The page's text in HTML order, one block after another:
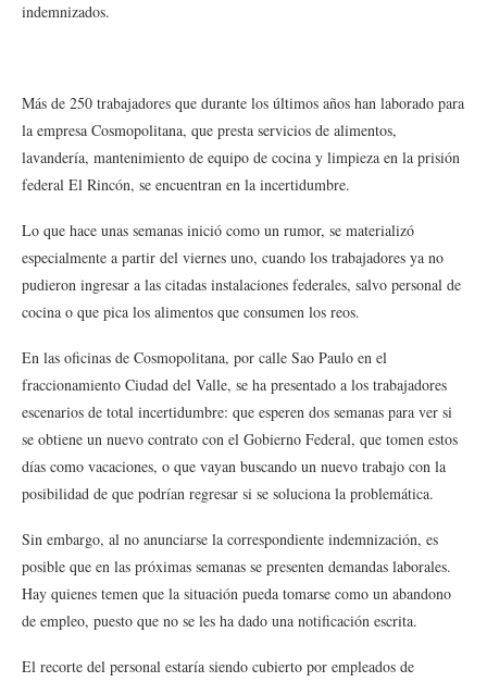
indemnizados.
Más de 250 trabajadores que durante los últimos años han laborado para
la empresa Cosmopolitana, que presta servicios de alimentos,
lavandería, mantenimiento de equipo de cocina y limpieza en la prisión
federal El Rincón, se encuentran en la incertidumbre.
Lo que hace unas semanas inició como un rumor, se materializó
especialmente a partir del viernes uno, cuando los trabajadores ya no
pudieron ingresar a las citadas instalaciones federales, salvo personal de
cocina o que pica los alimentos que consumen los reos.
En las oficinas de Cosmopolitana, por calle Sao Paulo en el
fraccionamiento Ciudad del Valle, se ha presentado a los trabajadores
escenarios de total incertidumbre: que esperen dos semanas para ver si
se obtiene un nuevo contrato con el Gobierno Federal, que tomen estos
días como vacaciones, o que vayan buscando un nuevo trabajo con la
posibilidad de que podrían regresar si se soluciona la problemática.
Sin embargo, al no anunciarse la correspondiente indemnización, es
posible que en las próximas semanas se presenten demandas laborales.
Hay quienes temen que la situación pueda tomarse como un abandono
de empleo, puesto que no se les ha dado una notificación escrita.
El recorte del personal estaría siendo cubierto por empleados de